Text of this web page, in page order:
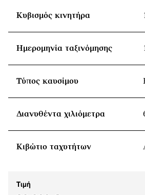
Κυβισμός κινητήρα
Ημερομηνία ταξινόμησης
Τύπος καυσίμου
Διανυθέντα χιλιόμετρα
Κιβώτιο ταχυτήτων
Τιμή